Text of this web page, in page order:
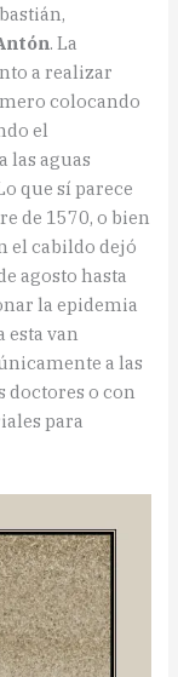
. La
a realizar
colocando
el
las aguas
que sí parece
de 1570, o bien
el cabildo dejó
agosto hasta
la epidemia
esta van
a las
doctores o con
para